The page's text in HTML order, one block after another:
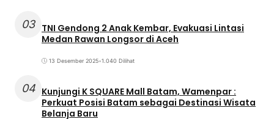
03 TNI Gendong 2 Anak Kembar, Evakuasi Lintasi
Medan Rawan Longsor di Aceh
13 Desember 2025•1.040 Dilihat
04 Kunjungi K SQUARE Mall Batam, Wamenpar :
Perkuat Posisi Batam sebagai Destinasi Wisata
Belanja Baru